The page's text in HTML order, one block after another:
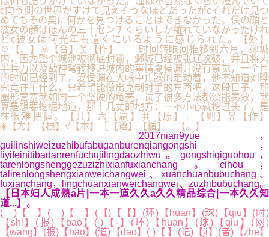
c向う側の世界がすけて見えそうなほどだったがcそれだけ見つ
めてもその奥に何かを見つけることはできなかった。僕の顔と
彼女の顔はほんの三十センチくらいしか離れていなかったけれ
どc彼女は何光年も遠くにいるように感じられた。【处】
☉【、】☠【合】웃【作】 时间转眼间推移到六月，邺城
内，因为整个城池被彻底封锁，邺城已经被张辽攻破，并且将大
半兵力以及战神弩转移进城内的事情夏侯渊并没有察觉，一个月
的时间已经到了，夏侯渊在大帐中焦躁的走动着，他不知道刘晔
究竟在干什么，只希望能做出克制对手的东西吧，这段日子，那
圈形营寨就如同一个坚硬的龟壳，试了很多方法都没能奏效，就
算是想要挖掘地道，那十几丈的地方，一不小心就挖过头了，是
在很难把握。【共】六【赢】⌘【原】←【则】유【作】
◈【为】【根】√【本】〖【遵】【循】┄【。】
2017nian9yue，
guilinshiweizuzhibufabuganburenqiangongshi，
liyifeinitibadanrenfuchujilingdaozhiwu。gongshiqiguohou，
tarenlongshenggezuzizhixianfuxianchang。cihou，
talirenlongshengxianweichangwei、xuanchuanbubuchang、
fuxianchang，lingchuanxianweichangwei、zuzhibubuchang。
【日本妇人成熟a片|一本一道久久a久久精品综合|一本久久知
道...】 。
( )【 】( )【 】(【)【【】(环)【huan】(球)【qiu】(时)
【shi】(报)【bao】(-)【-】(环)【huan】(球)【qiu】(网)
【wang】(报)【bao】(道)【dao】( )【 】(记)【ji】(者)【zhe】